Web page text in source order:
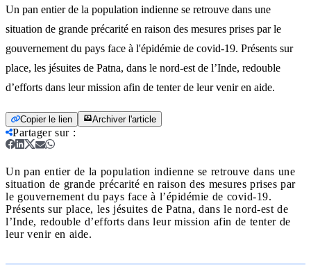
Un pan entier de la population indienne se retrouve dans une
situation de grande précarité en raison des mesures prises par le
gouvernement du pays face à l'épidémie de covid-19. Présents sur
place, les jésuites de Patna, dans le nord-est de l’Inde, redouble
d’efforts dans leur mission afin de tenter de leur venir en aide.
Copier le lien Archiver l'article
Partager sur:
Un pan entier de la population indienne se retrouve dans une
situation de grande précarité en raison des mesures prises par
le gouvernement du pays face à l’épidémie de covid-19.
Présents sur place, les jésuites de Patna, dans le nord-est de
l’Inde, redouble d’efforts dans leur mission afin de tenter de
leur venir en aide.